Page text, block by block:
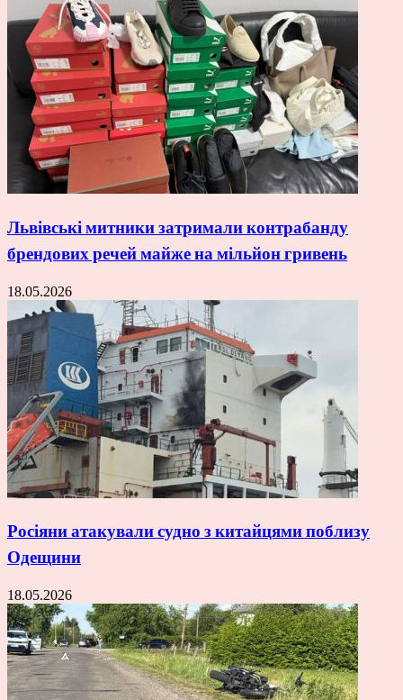
Львівські митники затримали контрабанду
брендових речей майже на мільйон гривень
18.05.2026
Росіяни атакували судно з китайцями поблизу
Одещини
18.05.2026